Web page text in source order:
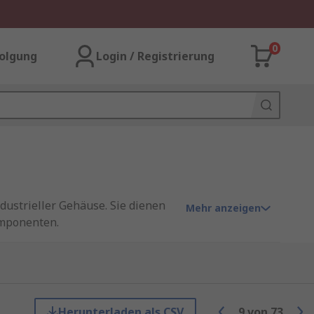
Login / Registrierung
0
Gehäuse. Sie dienen
Gleichzeitig bieten
Mehr anzeigen